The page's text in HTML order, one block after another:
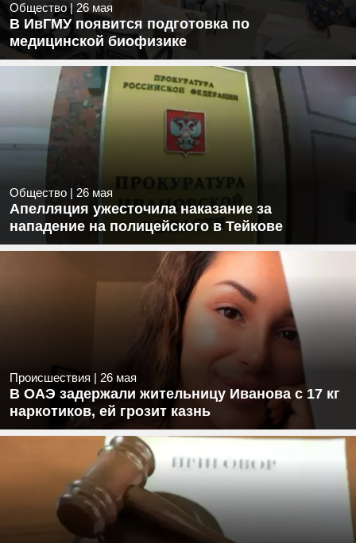
Общество | 26 мая
В ИвГМУ появится подготовка по
медицинской биофизике
Общество | 26 мая
Апелляция ужесточила наказание за
нападение на полицейского в Тейкове
Происшествия | 26 мая
В ОАЭ задержали жительницу Иванова с 17 кг
наркотиков, ей грозит казнь